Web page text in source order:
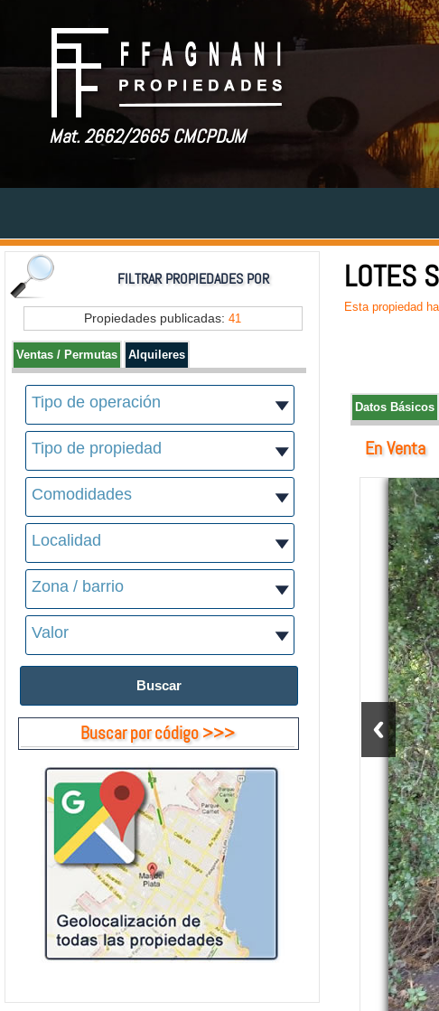
Mat. 2662/2665 CMCPDJM
FILTRAR PROPIEDADES POR
Propiedades publicadas: 41
Ventas / Permutas Alquileres
Buscar por código >>>
LOTES
Esta propiedad
Datos Básicos
En Venta